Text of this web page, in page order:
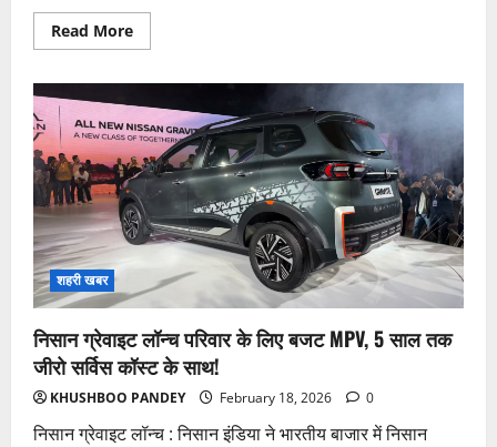
Read MoreRead
more
सीमा
पर
हाई
अलर्ट!
पाक
समर्थित
आतंकी
मॉड्यूल
के
भंडाफोड़
सुरक्षा
एजेंसियां
शहरी खबर
निसान ग्रेवाइट लॉन्च परिवार के लिए बजट MPV, 5 साल तक
जीरो सर्विस कॉस्ट के साथ!
KHUSHBOO PANDEY February 18, 2026 0
निसान ग्रेवाइट लॉन्च : निसान इंडिया ने भारतीय बाजार में निसान